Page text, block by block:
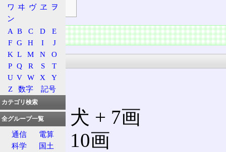
符号
情報
漢字
部首: 犬 + 7画
総画: 10画
ワ ヰ ヴ ヱ
ヲ
ン
A B C D
E
F G H I
J
K L M N
O
P Q R S
T
U V W X
Y
Z
数字 記号
カテゴリ検索
全グループ一覧
通信
電算
科学
国土